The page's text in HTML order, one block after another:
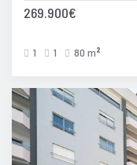
269.900€
1 1 80 m 2